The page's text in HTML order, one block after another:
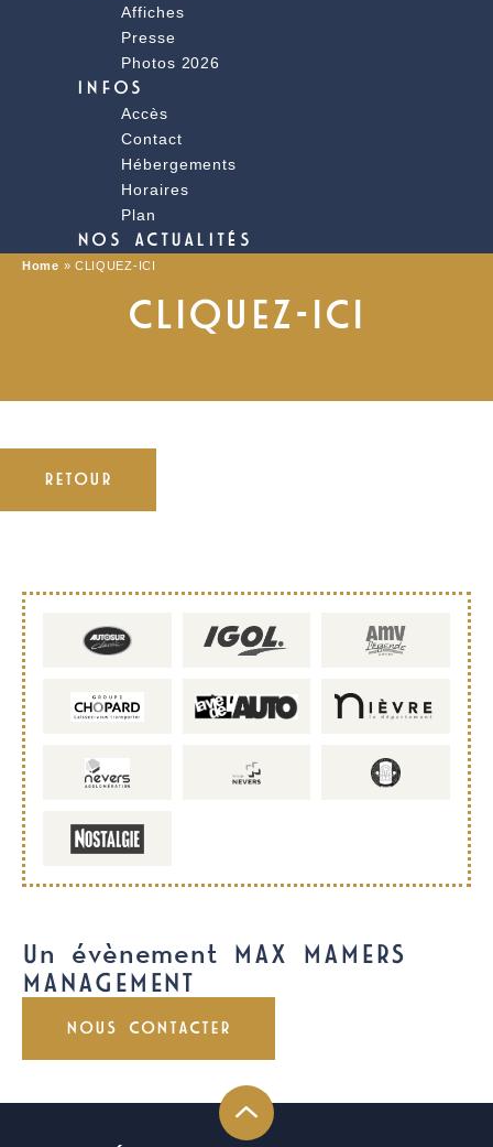
Affiches
Presse
Photos 2026
INFOS
Accès
Contact
Hébergements
Horaires
Plan
NOS ACTUALITÉS
Home » CLIQUEZ-ICI
CLIQUEZ-ICI
RETOUR
Un évènement MAX MAMERS
MANAGEMENT
NOUS CONTACTER